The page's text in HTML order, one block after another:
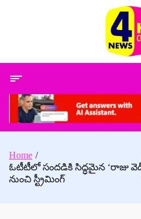
Home
ఓటీటీలో సందడికి సిద్ధమైన ‘రాజు
నుంచి స్ట్రీమింగ్